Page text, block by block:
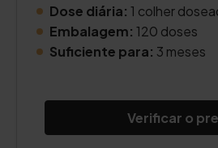
Dose diária: 1 colher
Embalagem: 120 doses
Suficiente para: 3 meses
Verificar o